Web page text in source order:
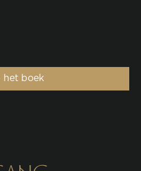
het boek